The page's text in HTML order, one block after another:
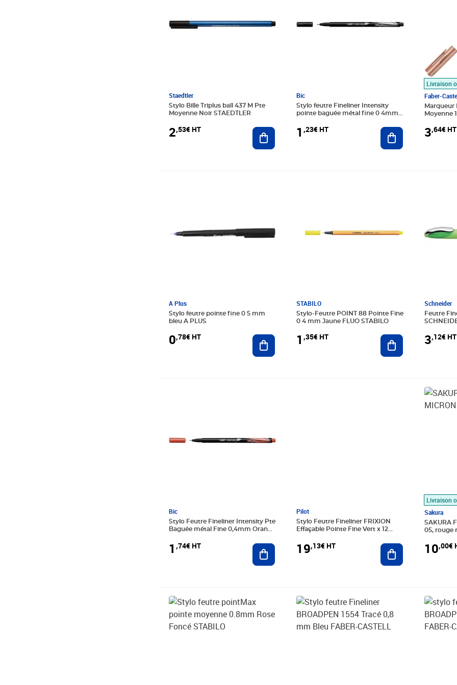
Staedtler
Stylo Bille Triplus ball 437 M Pte
Moyenne Noir STAEDTLER
2,53€ HT Ajouter au panier
Bic
Stylo feutre Fineliner Intensity
pointe baguée métal fine 0 4mm
1,23€ HT Ajouter au panier
Livraison
Faber-
Marqueur
Moyenne
3,64€ HT
A Plus
Stylo feutre pointe fine 0 5 mm
bleu A PLUS
0,78€ HT Ajouter au panier
STABILO
Stylo-Feutre POINT 88 Pointe Fine
0 4 mm Jaune FLUO STABILO
1,35€ HT Ajouter au panier
Schneider
Feutre
3,12€ HT
Bic
Stylo Feutre Fineliner Intensity Pte
Baguée métal Fine 0,4mm Orange
1 ,74€ HT Ajouter au panier
Pilot
Stylo Feutre Fineliner FRIXION
Effaçable Pointe Fine Vert x 12
19,13€ HT Ajouter au panier
Livraison
Sakura
SAKURA
05, rouge
10,00€
Prix
Prix 1,26€ HT Prix 3,17€ HT Prix